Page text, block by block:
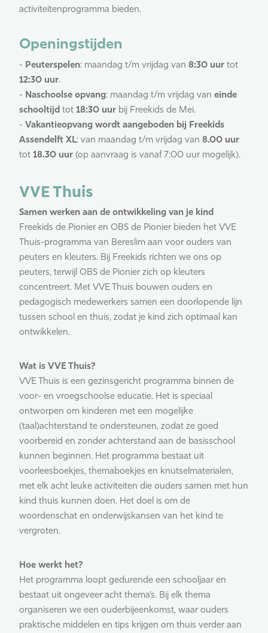
activiteitenprogramma bieden.
Openingstijden
- Peuterspelen: maandag t/m vrijdag van 8:30 uur tot
12:30 uur.
- Naschoolse opvang: maandag t/m vrijdag van einde
schooltijd tot 18:30 uur bij Freekids de Mei.
- Vakantieopvang wordt aangeboden bij Freekids
Assendelft XL: van maandag t/m vrijdag van 8.00 uur
tot 18.30 uur (op aanvraag is vanaf 7:00 uur mogelijk).
VVE Thuis
Samen werken aan de ontwikkeling van je kind
Freekids de Pionier en OBS de Pionier bieden het VVE
Thuis-programma van Bereslim aan voor ouders van
peuters en kleuters. Bij Freekids richten we ons op
peuters, terwijl OBS de Pionier zich op kleuters
concentreert. Met VVE Thuis bouwen ouders en
pedagogisch medewerkers samen een doorlopende lijn
tussen school en thuis, zodat je kind zich optimaal kan
ontwikkelen.
Wat is VVE Thuis?
VVE Thuis is een gezinsgericht programma binnen de
voor- en vroegschoolse educatie. Het is speciaal
ontworpen om kinderen met een mogelijke
(taal)achterstand te ondersteunen, zodat ze goed
voorbereid en zonder achterstand aan de basisschool
kunnen beginnen. Het programma bestaat uit
voorleesboekjes, themaboekjes en knutselmaterialen,
met elk acht leuke activiteiten die ouders samen met hun
kind thuis kunnen doen. Het doel is om de
woordenschat en onderwijskansen van het kind te
vergroten.
Hoe werkt het?
Het programma loopt gedurende een schooljaar en
bestaat uit ongeveer acht thema’s. Bij elk thema
organiseren we een ouderbijeenkomst, waar ouders
praktische middelen en tips krijgen om thuis verder aan